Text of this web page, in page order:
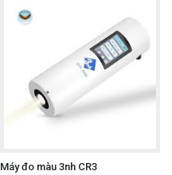
Máy đo màu 3nh CR3